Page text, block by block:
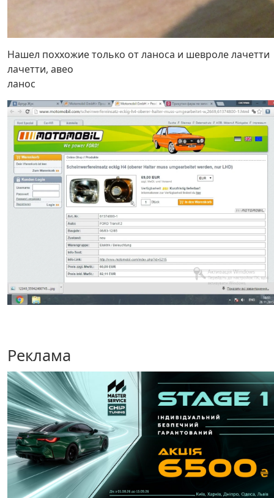
Нашел поххожие только от ланоса и шевроле лачетти
лачетти, авео
ланос
Реклама